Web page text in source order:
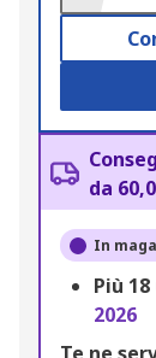
da
In
Più 18
2026